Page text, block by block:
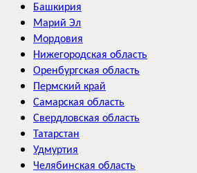
Башкирия
Марий Эл
Мордовия
Нижегородская область
Оренбургская область
Пермский край
Самарская область
Свердловская область
Татарстан
Удмуртия
Челябинская область